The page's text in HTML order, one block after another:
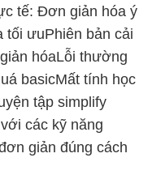
tế: Đơn giản hóa ý
tối ưuPhiên bản cải
hóaLỗi thường
basicMất tính học
tập simplify
các kỹ năng
giản đúng cách